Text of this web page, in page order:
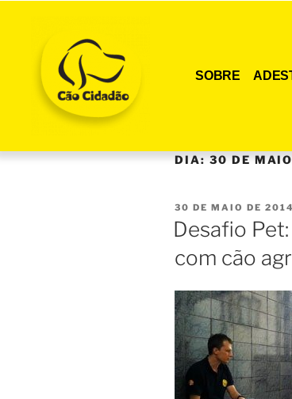
SOBRE
DIA:30 DE
30 DE MAIO DE 2014
Desafio
com cão